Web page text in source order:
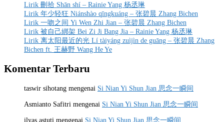
Lirik 刪拾 Shān shí – Rainie Yang 杨丞琳
Lirik 年少轻狂 Niánshào qīngkuáng – 张碧晨 Zhang Bichen
Lirik 一吻之间 Yi Wen Zhi Jian – 张碧晨 Zhang Bichen
Lirik 被自己綁架 Bei Zi Ji Bang Jia – Rainie Yang 杨丞琳
Lirik 离太阳最近的光 Lí tàiyáng zuìjìn de guāng – 张碧晨 Zhang
Bichen ft. 王赫野 Wang He Ye
Komentar Terbaru
taswir sihotang mengenai Si Nian Yi Shun Jian 思念一瞬间
Asmianto Safitri mengenai Si Nian Yi Shun Jian 思念一瞬间
ilyas astuti mengenai Si Nian Yi Shun Jian 思念一瞬间